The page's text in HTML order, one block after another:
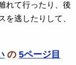
れて行ったり、後
を逃したりして、
の 5ページ目